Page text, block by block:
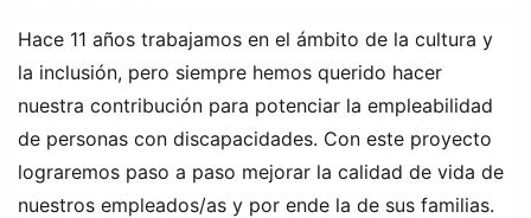
Hace 11 años trabajamos en el ámbito de la cultura y
la inclusión, pero siempre hemos querido hacer
nuestra contribución para potenciar la empleabilidad
de personas con discapacidades. Con este proyecto
lograremos paso a paso mejorar la calidad de vida de
nuestros empleados/as y por ende la de sus familias.